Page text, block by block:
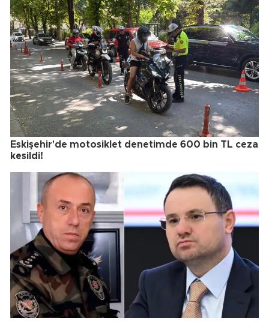
Eskişehir'de motosiklet denetimde 600 bin TL ceza
kesildi!